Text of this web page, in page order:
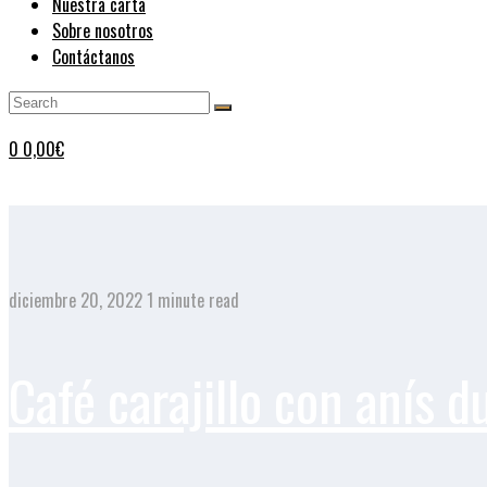
Sobre nosotros
Contáctanos
0 0,00€
diciembre 20, 2022 1 minute read